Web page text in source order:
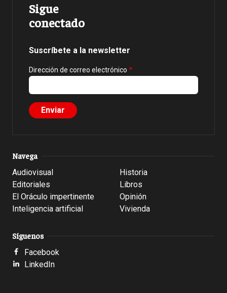
Sigue
conectado
Suscríbete a la newsletter
Dirección de correo electrónico
Navega
Audiovisual
Editoriales
El Oráculo impertinente
Inteligencia artificial
Historia
Libros
Opinión
Vivienda
Síguenos
Facebook
LinkedIn